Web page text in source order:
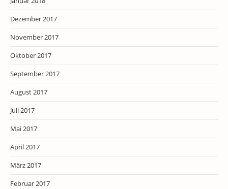
Dezember 2017
November 2017
Oktober 2017
September 2017
August 2017
Juli 2017
Mai 2017
April 2017
März 2017
Februar 2017